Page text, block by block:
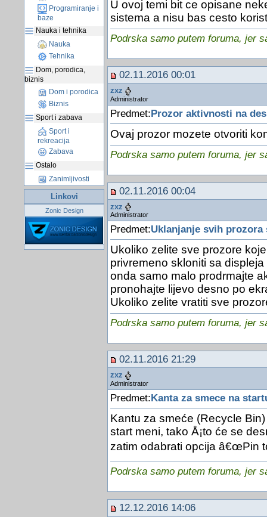
Programiranje i
baze
Nauka i tehnika
Nauka
Tehnika
Dom, porodica,
biznis
Dom i porodica
Biznis
Sport i zabava
Sport i
rekreacija
Zabava
Ostalo
Zanimljivosti
Linkovi
Zonic Design
U ovoj temi bit ce opisane
sistema a nisu bas cesto
Podrska samo putem foruma, jer
02.11.2016 00:01
zxz
Administrator
Predmet:Prozor aktivnosti na
Ovaj prozor mozete otvoriti
Podrska samo putem foruma, jer
02.11.2016 00:04
zxz
Administrator
Predmet:Uklanjanje svih prozora
Ukoliko zelite sve prozore
privremeno skloniti sa
onda samo malo prodrmajte
pronohajte lijevo desno po
Ukoliko zelite vratiti sve
Podrska samo putem foruma, jer
02.11.2016 21:29
zxz
Administrator
Predmet:Kanta za smece na
Kantu za smeće (Recycle
start meni, tako Å¡to će se
zatim odabrati opcija â€œPin
Podrska samo putem foruma, jer
12.12.2016 14:06